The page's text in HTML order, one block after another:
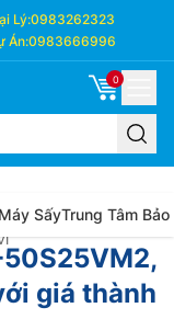
Lý:0983262323
Án:0983666996
0
SấyTrung Tâm Bảo
giá thành